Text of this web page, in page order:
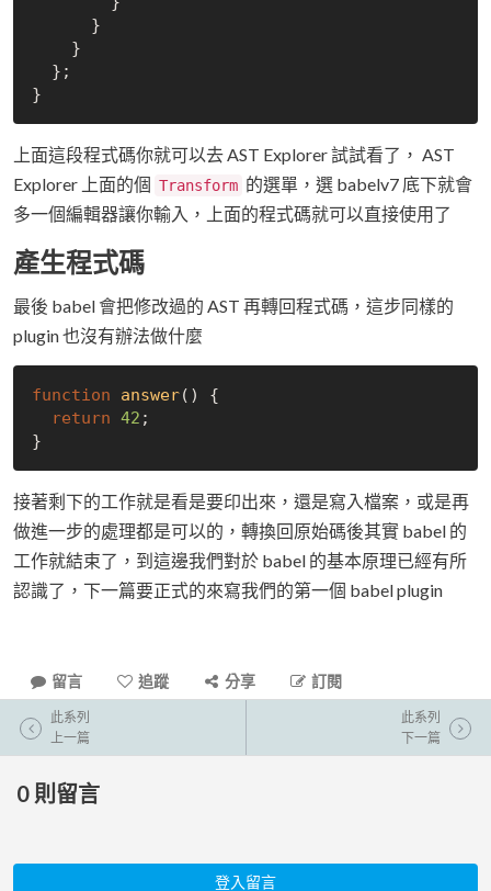
上面這段程式碼你就可以去 AST Explorer 試試看了， AST
Explorer 上面的個 Transform 的選單，選 babelv7 底下就會
多一個編輯器讓你輸入，上面的程式碼就可以直接使用了
產生程式碼
最後 babel 會把修改過的 AST 再轉回程式碼，這步同樣的
plugin 也沒有辦法做什麼
function answer( ) {
return 42 ;
接著剩下的工作就是看是要印出來，還是寫入檔案，或是再
做進一步的處理都是可以的，轉換回原始碼後其實 babel 的
工作就結束了，到這邊我們對於 babel 的基本原理已經有所
認識了，下一篇要正式的來寫我們的第一個 babel plugin
留言 追蹤 分享 訂閱
此系列
上一篇
此系列
下一篇
0 則留言
登入留言